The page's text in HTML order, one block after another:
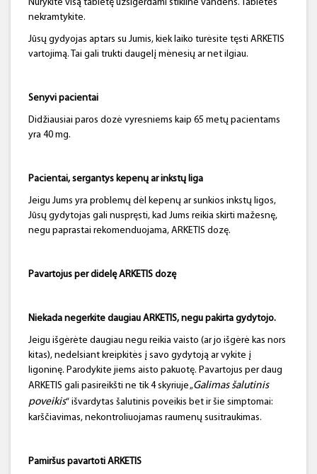
Nurykite visą tabletę užsigerdami stikline vandens. Tabletės
nekramtykite.
Jūsų gydyojas aptars su Jumis, kiek laiko turėsite tęsti ARKETIS
vartojimą. Tai gali trukti daugelį mėnesių ar net ilgiau.
Senyvi pacientai
Didžiausiai paros dozė vyresniems kaip 65 metų pacientams
yra 40 mg.
Pacientai, sergantys kepenų ar inkstų liga
Jeigu Jums yra problemų dėl kepenų ar sunkios inkstų ligos,
Jūsų gydytojas gali nuspręsti, kad Jums reikia skirti mažesnę,
negu paprastai rekomenduojama, ARKETIS dozę.
Pavartojus per didelę ARKETIS dozę
Niekada negerkite daugiau ARKETIS, negu pakirta gydytojo.
Jeigu išgėrėte daugiau negu reikia vaisto (ar jo išgėrė kas nors
kitas), nedelsiant kreipkitės į savo gydytoją ar vykite į
ligoninę. Parodykite jiems aisto pakuotę. Pavartojus per daug
ARKETIS gali pasireikšti ne tik 4 skyriuje „Galimas šalutinis
poveikis“ išvardytas šalutinis poveikis bet ir šie simptomai:
karščiavimas, nekontroliuojamas raumenų susitraukimas.
Pamiršus pavartoti ARKETIS